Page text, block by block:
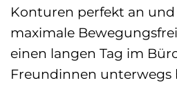
Konturen perfekt an
maximale
einen langen Tag im
Freundinnen unterwegs